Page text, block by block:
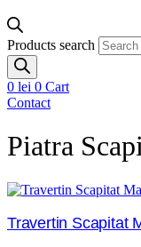
Products search
0 lei 0 Cart
Contact
Piatra
Travertin Scapitat